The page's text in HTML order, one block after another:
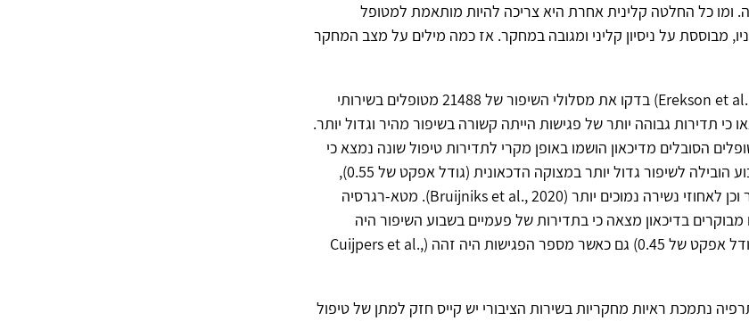
ומו כל החלטה קלינית אחרת היא צריכה להיות מותאמת למטופל
מבוססת על ניסיון קליני ומגובה במחקר. אז כמה מילים על מצב המחקר
ארקסון ושותפים (Erekson et al., 2015) בדקו את מסלולי השיפור של 21488 מטופלים בשירותי
כי תדירות גבוהה יותר של פגישות הייתה קשורה בשיפור מהיר וגדול יותר.
נוסף שבו 200 מטופלים הסובלים מדיכאון הושמו באופן מקרי לתדירות טיפול שונה נמצא כי
תדירות של פעמיים בשבוע הובילה לשיפור גדול יותר במצוקה הדכאונית (גודל אפקט של 0.55),
לאחוזי תגובה טובים יותר וכן לאחוזי נשירה נמוכים יותר (Bruijniks et al., 2020). מטא-רגרסיה
70 מחקרים מבוקרים בדיכאון מצאה כי בתדירות של פעמיים בשבוע השיפור היה
משמעותית גדול יותר (גודל אפקט של 0.45) גם כאשר מספר הפגישות היה זהה (Cuijpers et al.,
נתמכת ראיות מחקריות בשירות הציבורי יש קייס חזק למתן של טיפול